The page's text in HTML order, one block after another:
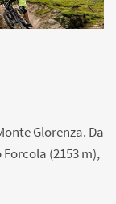
Glorenza. Da
(2153 m),